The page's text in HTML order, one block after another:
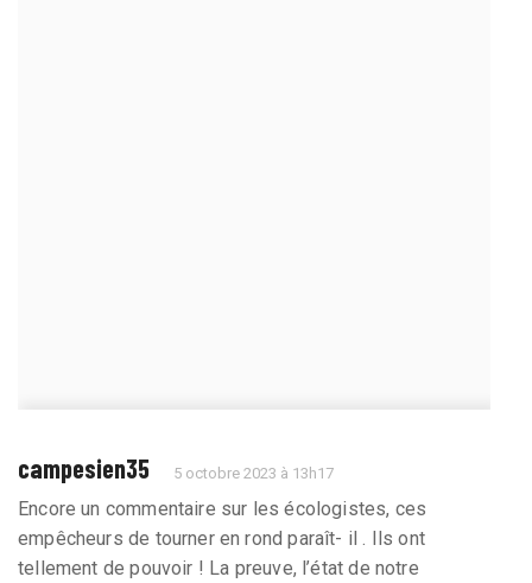
campesien35 5 octobre 2023 à 13h17
Encore un commentaire sur les écologistes, ces
empêcheurs de tourner en rond paraît- il . Ils ont
tellement de pouvoir ! La preuve, l’état de notre